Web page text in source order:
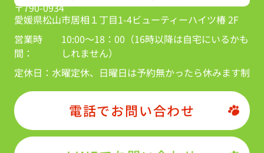
〒790-0934
愛媛県松山市居相１丁目1-4ビューティーハイツ椿 2F
営業時
間：
10:00～18：00（16時以降は自宅にいるかも
しれません）
定休日： 水曜定休、日曜日は予約無かったら休みます制
電話でお問い合わせ